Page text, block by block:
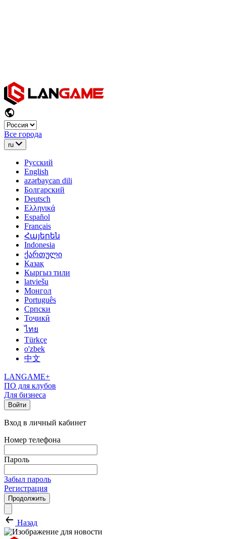
Все города
ru
Русский
English
azərbaycan dili
Болгарский
Deutsch
Ελληνικά
Español
Français
Հայերեն
Indonesia
ქართული
Қазақ
Кыргыз тили
latviešu
Монгол
Português
Српски
Тоҷикӣ
ไทย
Türkçe
o'zbek
中文
LANGAME+
ПО для клубов
Для бизнеса
Войти
Вход в личный кабинет
Номер телефона
Пароль
Забыл пароль
Регистрация
Продолжить
Назад